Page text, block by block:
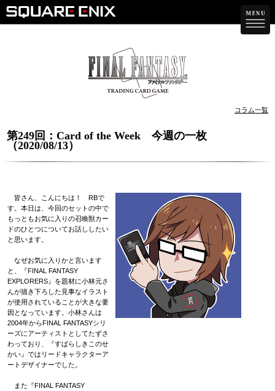
コラム一覧
第249回：Card of the Week 今週の一枚
（2020/08/13）
皆さん、こんにちは！ RBで
す。本日は、今回のセットの中で
もっともお気に入りの召喚獣カー
ドのひとつについてお話ししたい
と思います。
なぜお気に入りかと言います
と、『FINAL FANTASY
EXPLORERS』を題材に小林元さ
んが描き下ろした見事なイラスト
が使用されていることが大きな要
因となっています。小林さんは
2004年からFINAL FANTASYシリ
ーズにアーティストとしてたずさ
わっており、『すばらしきこのせ
かい』ではリードキャラクターア
ートデザイナーでした。
また『FINAL FANTASY